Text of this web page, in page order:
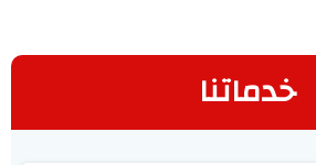
خدماتنا